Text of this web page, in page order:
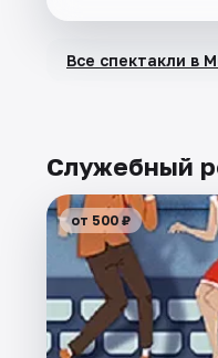
Все спектакли в
Служебный
от 500 ₽